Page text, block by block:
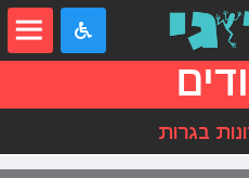
בגרות